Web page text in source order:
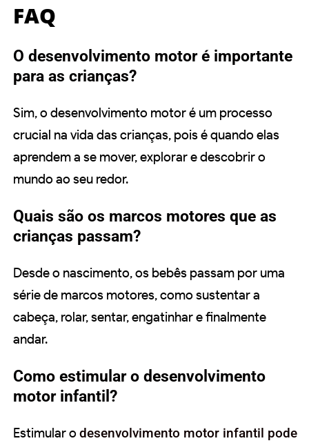
FAQ
O desenvolvimento motor é importante
para as crianças?
Sim, o desenvolvimento motor é um processo
crucial na vida das crianças, pois é quando elas
aprendem a se mover, explorar e descobrir o
mundo ao seu redor.
Quais são os marcos motores que as
crianças passam?
Desde o nascimento, os bebês passam por uma
série de marcos motores, como sustentar a
cabeça, rolar, sentar, engatinhar e finalmente
andar.
Como estimular o desenvolvimento
motor infantil?
Estimular o desenvolvimento motor infantil pode